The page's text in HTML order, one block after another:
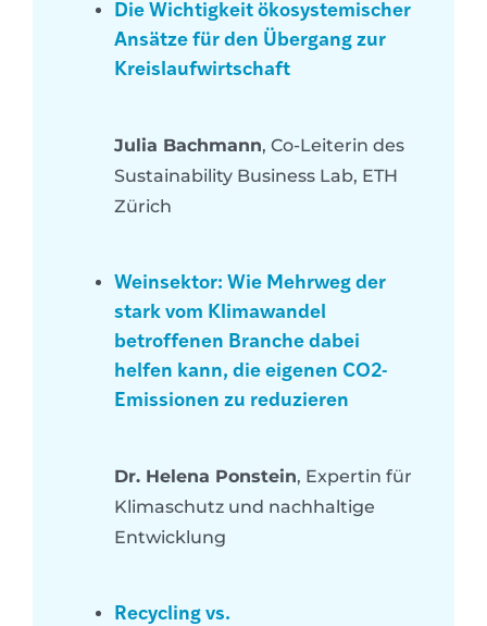
Die Wichtigkeit ökosystemischer
Ansätze für den Übergang zur
Kreislaufwirtschaft
Julia Bachmann, Co-Leiterin des
Sustainability Business Lab, ETH
Zürich
Weinsektor: Wie Mehrweg der
stark vom Klimawandel
betroffenen Branche dabei
helfen kann, die eigenen CO2-
Emissionen zu reduzieren
Dr. Helena Ponstein, Expertin für
Klimaschutz und nachhaltige
Entwicklung
Recycling vs.